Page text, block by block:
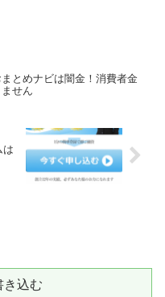
まとめナビは闇金！消費者金
せん
は
き込む